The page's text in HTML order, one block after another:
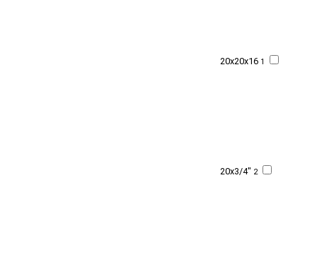
20x20x16 1
20x3/4" 2